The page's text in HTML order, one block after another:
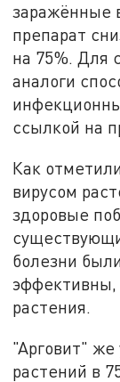
заражённые
препарат
на 75%. Для
аналоги
ссылкой на
Как
вирусом
здоровые
болезни
эффективны,
растения.
"Арговит" же
растений в